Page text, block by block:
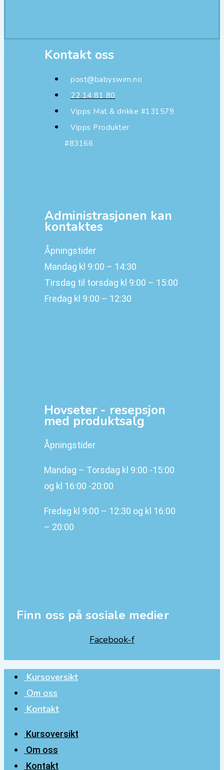
Kontakt oss
post@babyswim.no
22 14 81 80
Vipps Mat & drikke #131579
Vipps Produkter
#83166
Administrasjonen kan
kontaktes
Åpningstider
Mandag kl 9:00 – 14:30
Tirsdag til torsdag kl 9:00 – 15:00
Fredag kl 9:00 – 12:30
Hovseter - resepsjon
med produktsalg
Åpningstider
Mandag – Torsdag kl 9:00 -15:00
og kl 16:00 -20:00
Fredag kl 9:00 – 12:30 og kl 16:00
– 20:00
Finn oss på sosiale medier
Facebook-f
Kursoversikt
Om oss
Kontakt
Kursoversikt
Om oss
Kontakt